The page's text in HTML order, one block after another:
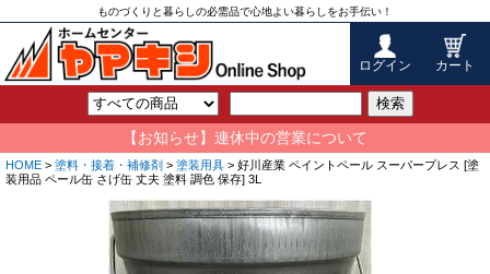
ものづくりと暮らしの必需品で心地よい暮らしをお手伝い！
ログイン カート
検索
【お知らせ】連休中の営業について
HOME > 塗料・接着・補修剤 > 塗装用具 > 好川産業 ペイントペール スーパープレス [塗
装用品 ペール缶 さげ缶 丈夫 塗料 調色 保存] 3L